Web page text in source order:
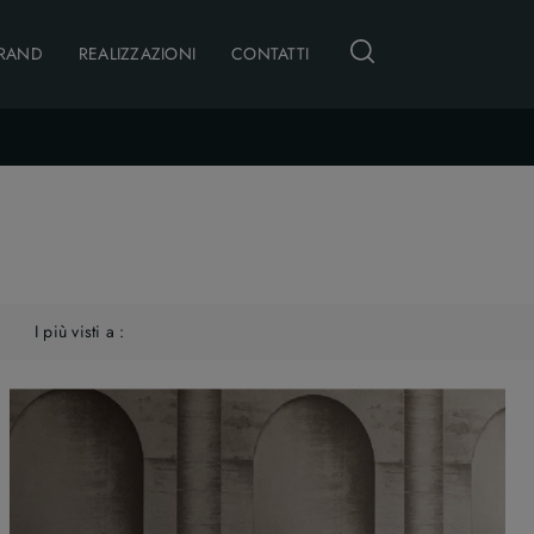
REALIZZAZIONI CONTATTI
I più visti a :